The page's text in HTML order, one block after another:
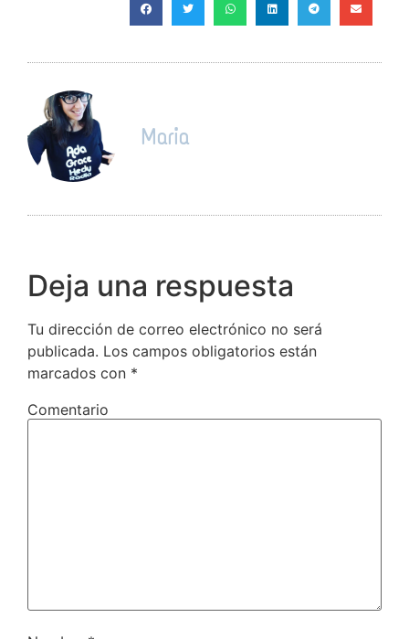
Maria
Deja una respuesta
Tu dirección de correo electrónico no será
publicada. Los campos obligatorios están
marcados con *
Comentario